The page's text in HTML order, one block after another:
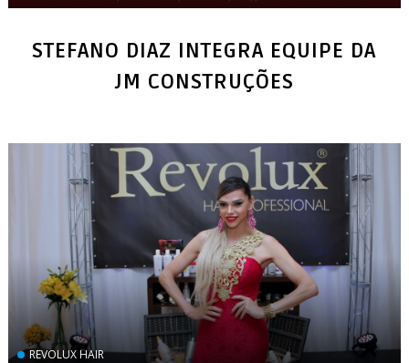
STEFANO DIAZ INTEGRA EQUIPE DA
JM CONSTRUÇÕES
REVOLUX HAIR